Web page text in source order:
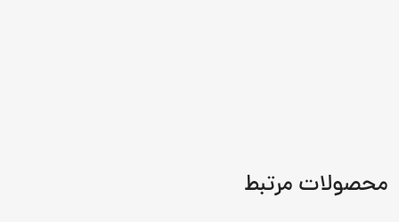
محصولات مرتبط